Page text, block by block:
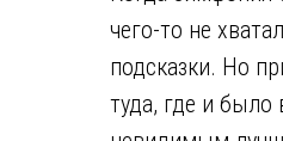
чего-то не
подсказки. Но
туда, где и было